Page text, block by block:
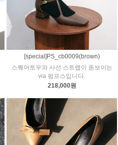
[special]PS_cb0009(brown)
스퀘어토우와 사선 스트랩이 돋보이는
via 펌프스입니다.
218,000원